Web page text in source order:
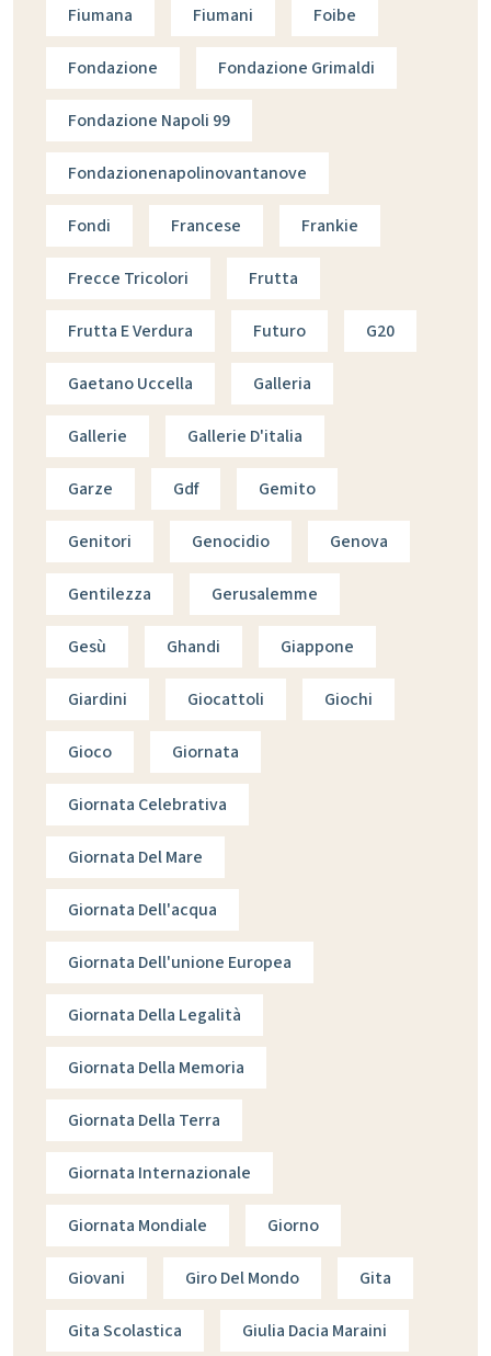
Fiumana Fiumani Foibe
Fondazione Fondazione Grimaldi
Fondazione Napoli 99
Fondazionenapolinovantanove
Fondi Francese Frankie
Frecce Tricolori Frutta
Frutta E Verdura Futuro G20
Gaetano Uccella Galleria
Gallerie Gallerie D'italia
Garze Gdf Gemito
Genitori Genocidio Genova
Gentilezza Gerusalemme
Gesù Ghandi Giappone
Giardini Giocattoli Giochi
Gioco Giornata
Giornata Celebrativa
Giornata Del Mare
Giornata Dell'acqua
Giornata Dell'unione Europea
Giornata Della Legalità
Giornata Della Memoria
Giornata Della Terra
Giornata Internazionale
Giornata Mondiale Giorno
Giovani Giro Del Mondo Gita
Gita Scolastica Giulia Dacia Maraini